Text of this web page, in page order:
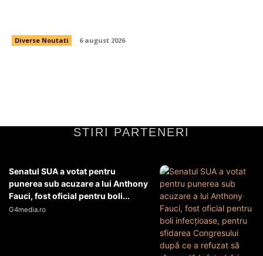
Diverse Noutati 6 august 2026
STIRI PARTENERI
Senatul SUA a votat pentru
punerea sub acuzare a lui Anthony
Fauci, fost oficial pentru boli...
G4media.ro